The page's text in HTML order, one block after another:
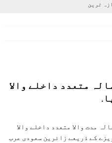
ترين
متعدد داخلے والا
مدت والا متعدد داخلے والا
کے ذریعے زائرین سعودی عرب